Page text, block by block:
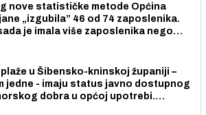
nove statističke metode Općina
„izgubila” 46 od 74 zaposlenika.
je imala više zaposlenika nego
plaže u Šibensko-kninskoj županiji –
jedne - imaju status javno dostupnog
dobra u općoj upotrebi.